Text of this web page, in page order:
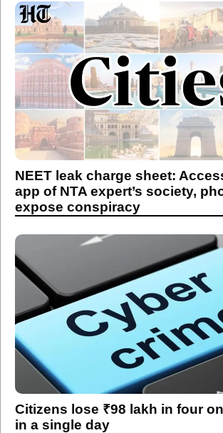
NEET leak charge sheet:
app of NTA expert’s society,
expose conspiracy
Citizens lose ₹98 lakh in four
in a single day